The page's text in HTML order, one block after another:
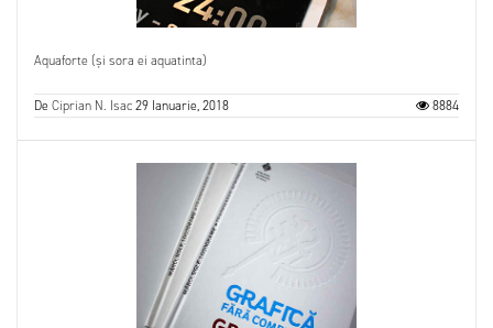
Aquaforte (și sora ei aquatinta)
DeCiprian N. Isac29 Ianuarie, 2018 8884